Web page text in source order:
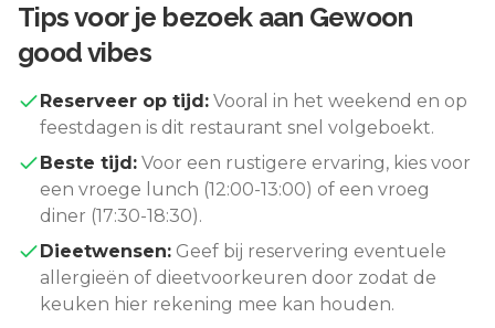
Tips voor je bezoek aan Gewoon
good vibes
Reserveer op tijd: Vooral in het weekend en op
feestdagen is dit restaurant snel volgeboekt.
Beste tijd: Voor een rustigere ervaring, kies voor
een vroege lunch (12:00-13:00) of een vroeg
diner (17:30-18:30).
Dieetwensen: Geef bij reservering eventuele
allergieën of dieetvoorkeuren door zodat de
keuken hier rekening mee kan houden.